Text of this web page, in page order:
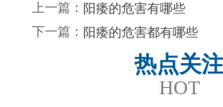
上一篇： 阳痿的危害有哪些
下一篇： 阳痿的危害都有哪些
热点关注
HOT